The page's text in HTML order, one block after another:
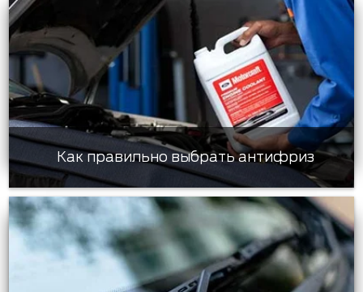
Как правильно выбрать антифриз